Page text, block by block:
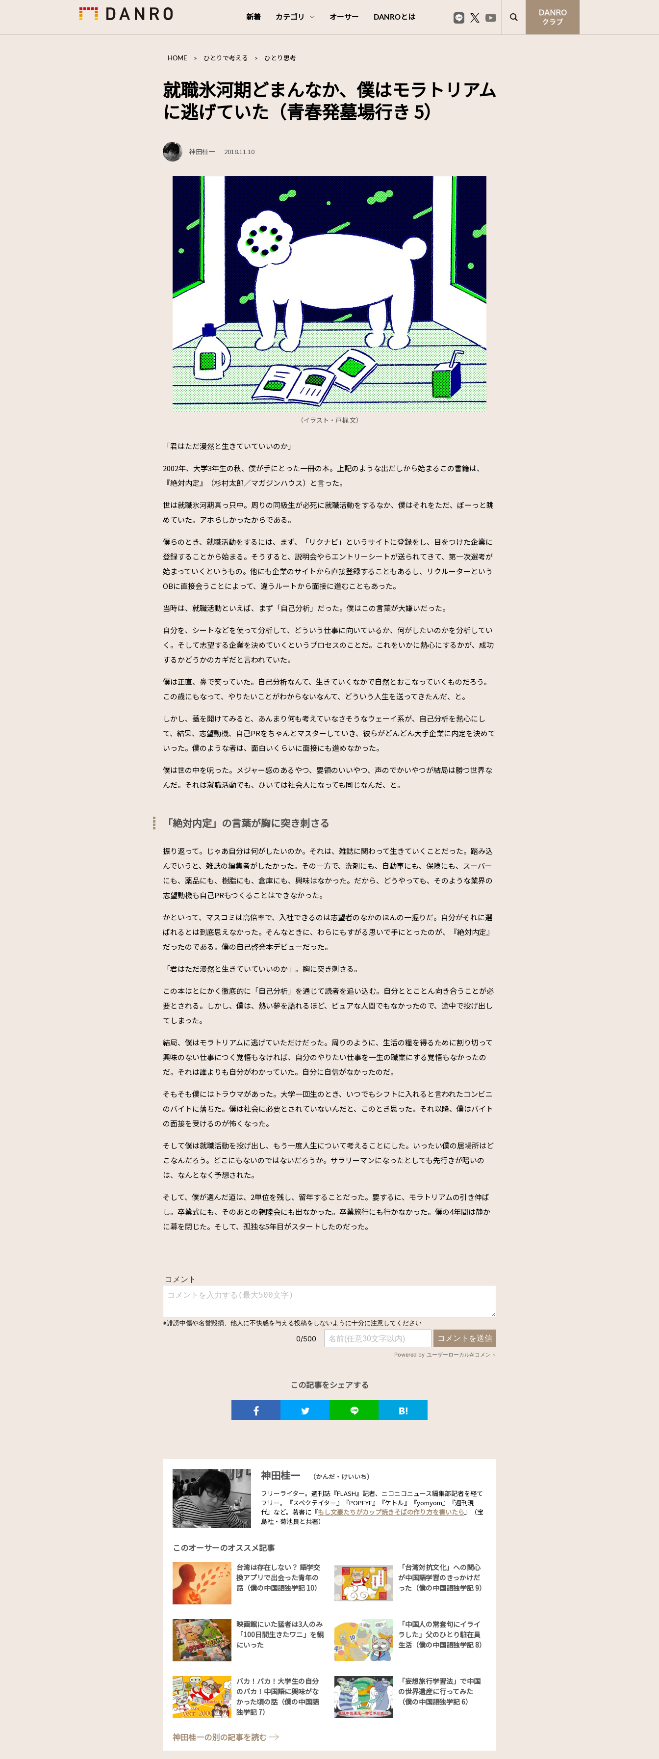
新着 カテゴリ オーサー DANROとは
HOME > ひとりで考える > ひとり思考
就職氷河期どまんなか、僕はモラトリアム
に逃げていた（青春発墓場行き 5）
神田桂一 2018.11.10
（イラスト・戸梶 文）
「君はただ漫然と生きていていいのか」
2002年、大学3年生の秋、僕が手にとった一冊の本。上記のような出だしから始まるこの書籍は、
『絶対内定』（杉村太郎／マガジンハウス）と言った。
世は就職氷河期真っ只中。周りの同級生が必死に就職活動をするなか、僕はそれをただ、ぼーっと眺
めていた。アホらしかったからである。
僕らのとき、就職活動をするには、まず、「リクナビ」というサイトに登録をし、目をつけた企業に
登録することから始まる。そうすると、説明会やらエントリーシートが送られてきて、第一次選考が
始まっていくというもの。他にも企業のサイトから直接登録することもあるし、リクルーターという
OBに直接会うことによって、違うルートから面接に進むこともあった。
当時は、就職活動といえば、まず「自己分析」だった。僕はこの言葉が大嫌いだった。
自分を、シートなどを使って分析して、どういう仕事に向いているか、何がしたいのかを分析してい
く。そして志望する企業を決めていくというプロセスのことだ。これをいかに熱心にするかが、成功
するかどうかのカギだと言われていた。
僕は正直、鼻で笑っていた。自己分析なんて、生きていくなかで自然とおこなっていくものだろう。
この歳にもなって、やりたいことがわからないなんて、どういう人生を送ってきたんだ、と。
しかし、蓋を開けてみると、あんまり何も考えていなさそうなウェーイ系が、自己分析を熱心にし
て、結果、志望動機、自己PRをちゃんとマスターしていき、彼らがどんどん大手企業に内定を決めて
いった。僕のような者は、面白いくらいに面接にも進めなかった。
僕は世の中を呪った。メジャー感のあるやつ、要領のいいやつ、声のでかいやつが結局は勝つ世界な
んだ。それは就職活動でも、ひいては社会人になっても同じなんだ、と。
「絶対内定」の言葉が胸に突き刺さる
振り返って。じゃあ自分は何がしたいのか。それは、雑誌に関わって生きていくことだった。踏み込
んでいうと、雑誌の編集者がしたかった。その一方で、洗剤にも、自動車にも、保険にも、スーパー
にも、薬品にも、樹脂にも、倉庫にも、興味はなかった。だから、どうやっても、そのような業界の
志望動機も自己PRもつくることはできなかった。
かといって、マスコミは高倍率で、入社できるのは志望者のなかのほんの一握りだ。自分がそれに選
ばれるとは到底思えなかった。そんなときに、わらにもすがる思いで手にとったのが、『絶対内定』
だったのである。僕の自己啓発本デビューだった。
「君はただ漫然と生きていていいのか――」。胸に突き刺さる。
この本はとにかく徹底的に「自己分析」を通じて読者を追い込む。自分ととことん向き合うことが必
要とされる。しかし、僕は、熱い夢を語れるほど、ピュアな人間でもなかったので、途中で投げ出し
てしまった。
結局、僕はモラトリアムに逃げていただけだった。周りのように、生活の糧を得るために割り切って
興味のない仕事につく覚悟もなければ、自分のやりたい仕事を一生の職業にする覚悟もなかったの
だ。それは誰よりも自分がわかっていた。自分に自信がなかったのだ。
そもそも僕にはトラウマがあった。大学一回生のとき、いつでもシフトに入れると言われたコンビニ
のバイトに落ちた。僕は社会に必要とされていないんだと、このとき思った。それ以降、僕はバイト
の面接を受けるのが怖くなった。
そして僕は就職活動を投げ出し、もう一度人生について考えることにした。いったい僕の居場所はど
こなんだろう。どこにもないのではないだろうか。サラリーマンになったとしても先行きが暗いの
は、なんとなく予想された。
そして、僕が選んだ道は、2単位を残し、留年することだった。要するに、モラトリアムの引き伸ば
し。卒業式にも、そのあとの親睦会にも出なかった。卒業旅行にも行かなかった。僕の4年間は静か
に幕を閉じた。そして、孤独な5年目がスタートしたのだった。
この記事をシェアする
神田桂一
（かんだ・けいいち）
フリーライター。週刊誌『FLASH』記者、ニコニコニュース編集部記者を経て
フリー。『スペクテイター』『POPEYE』『ケトル』『yomyom』『週刊現
代』など。著書に『もし文豪たちがカップ焼きそばの作り方を書いたら 』（宝
島社・菊池良と共著）
このオーサーのオススメ記事
台湾は存在しない？ 語学交
換アプリで出会った青年の
話（僕の中国語独学記 10）
「台湾対抗文化」への関心
が中国語学習のきっかけだ
った（僕の中国語独学記 9）
映画館にいた猛者は3人のみ
「100日間生きたワニ」を観
にいった
「中国人の常套句にイライ
ラした」父のひとり駐在員
生活（僕の中国語独学記 8）
バカ！バカ！大学生の自分
のバカ！中国語に興味がな
かった頃の話（僕の中国語
独学記 7）
「妄想旅行学習法」で中国
の世界遺産に行ってみた
（僕の中国語独学記 6）
神田桂一の別の記事を読む